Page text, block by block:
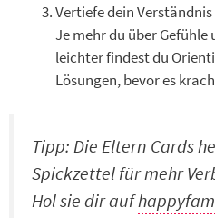
Vertiefe dein Verständnis
Je mehr du über
leichter findest du
Lösungen, bevor es
Tipp: Die Eltern Cards
Spickzettel für mehr
Hol sie dir auf